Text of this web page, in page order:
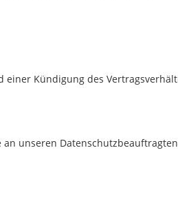
Kündigung des
unseren